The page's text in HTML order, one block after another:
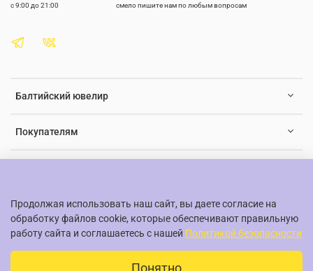
Балтийский ювелир
Покупателям
с 9:00 до 21:00 смело пишите нам по любым вопросам
Продолжая использовать наш сайт, вы даете согласие на
обработку файлов cookie, которые обеспечивают правильную
работу сайта и соглашаетесь с нашей Политикой безопасности
Понятно